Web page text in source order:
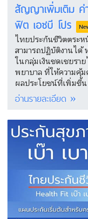
สัญญาเพิ่มเติม ค่
ฟิต เอชบี โปร
ไทยประกันชีวิตตระ
สามารถปฏิบัติงานได้
ในกลุ่มเงินชดเชยราย
พยาบาล ที่ให้ความคุ้
ผลประโยชน์ที่เพิ่มขึ้น
อ่านรายละเอียด »